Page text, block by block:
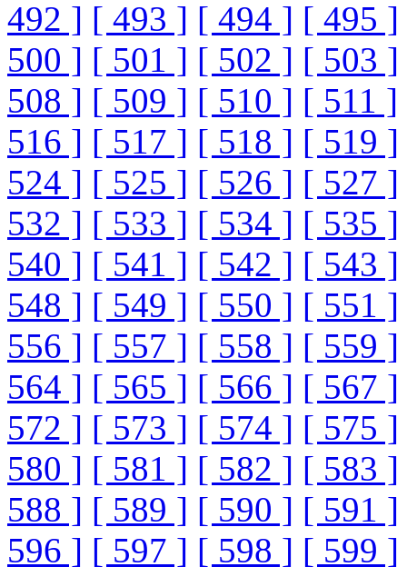
492 ] [ 493 ] [ 494 ] [ 495 ]
500 ] [ 501 ] [ 502 ] [ 503 ]
508 ] [ 509 ] [ 510 ] [ 511 ]
516 ] [ 517 ] [ 518 ] [ 519 ]
524 ] [ 525 ] [ 526 ] [ 527 ]
532 ] [ 533 ] [ 534 ] [ 535 ]
540 ] [ 541 ] [ 542 ] [ 543 ]
548 ] [ 549 ] [ 550 ] [ 551 ]
556 ] [ 557 ] [ 558 ] [ 559 ]
564 ] [ 565 ] [ 566 ] [ 567 ]
572 ] [ 573 ] [ 574 ] [ 575 ]
580 ] [ 581 ] [ 582 ] [ 583 ]
588 ] [ 589 ] [ 590 ] [ 591 ]
596 ] [ 597 ] [ 598 ] [ 599 ]